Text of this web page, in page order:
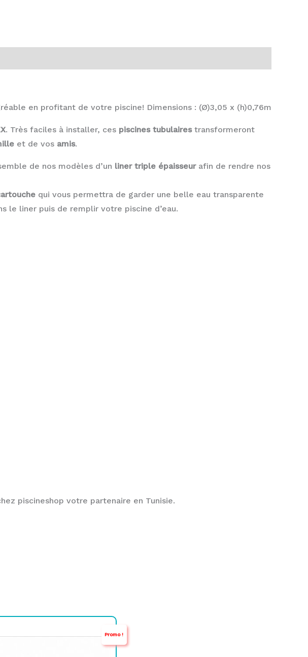
en profitant de votre piscine! Dimensions : (Ø)3,05 x (h)0,76m
. Très faciles à installer, ces piscines tubulairestransformeront
et de vos amis.
de nos modèles d’un liner triple épaisseurafin de rendre nos
qui vous permettra de garder une belle eau transparente
le liner puis de remplir votre piscine d’eau.
piscineshop votre partenaire en Tunisie.
Promo !
prix
prix